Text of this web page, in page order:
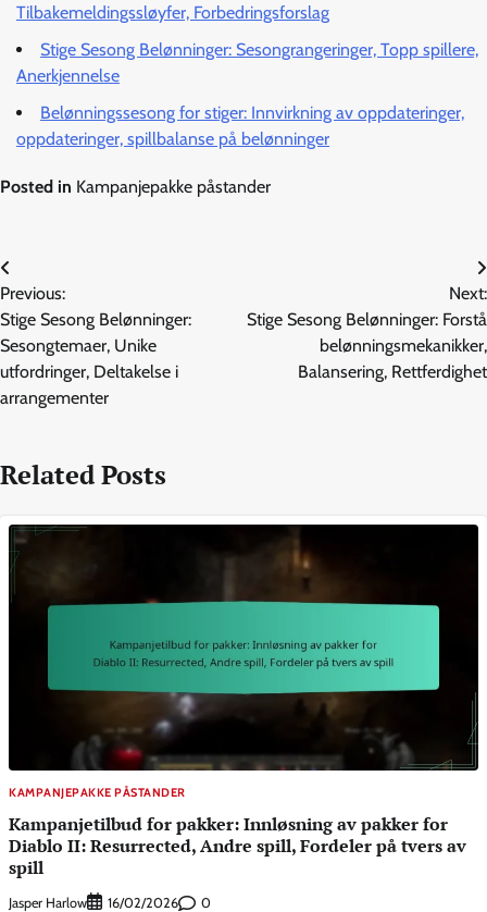
Tilbakemeldingssløyfer, Forbedringsforslag
Stige Sesong Belønninger: Sesongrangeringer, Topp spillere,
Anerkjennelse
Belønningssesong for stiger: Innvirkning av oppdateringer,
oppdateringer, spillbalanse på belønninger
Posted in Kampanjepakke påstander
Post
navigation
Previous:
Stige Sesong Belønninger:
Sesongtemaer, Unike
utfordringer, Deltakelse i
arrangementer
Next:
Stige Sesong Belønninger: Forstå
belønningsmekanikker,
Balansering, Rettferdighet
Related Posts
KAMPANJEPAKKE PÅSTANDER
Kampanjetilbud for pakker: Innløsning av pakker for
Diablo II: Resurrected, Andre spill, Fordeler på tvers av
spill
Jasper Harlow 16/02/2026 0